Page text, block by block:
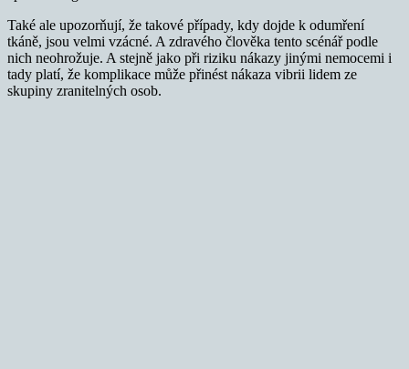
Také ale upozorňují, že takové případy, kdy dojde k odumření
tkáně, jsou velmi vzácné. A zdravého člověka tento scénář podle
nich neohrožuje. A stejně jako při riziku nákazy jinými nemocemi i
tady platí, že komplikace může přinést nákaza vibrii lidem ze
skupiny zranitelných osob.